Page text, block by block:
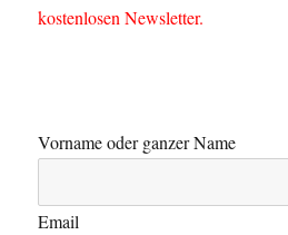
kostenlosen Newsletter.
Vorname oder ganzer Name
Email